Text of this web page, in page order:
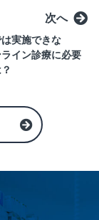
次へ
実施できな
イン診療に必要